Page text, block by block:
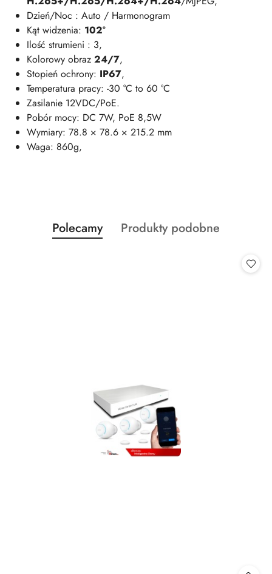
Dzień/Noc : Auto / Harmonogram
Kąt widzenia: 102°
Ilość strumieni : 3,
Kolorowy obraz 24/7,
Stopień ochrony: IP67,
Temperatura pracy: -30 °C to 60 °C
Zasilanie 12VDC/PoE.
Pobór mocy: DC 7W, PoE 8,5W
Wymiary: 78.8 × 78.6 × 215.2 mm
Waga: 860g,
Pomiń karuzelę produktów
Produkty
o
Polecamy
Produkty
Produkty podobne